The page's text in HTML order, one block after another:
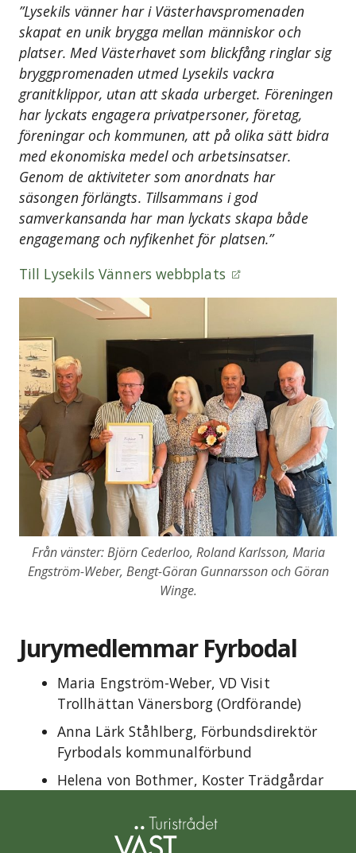
”Lysekils vänner har i Västerhavspromenaden
skapat en unik brygga mellan människor och
platser. Med Västerhavet som blickfång ringlar sig
bryggpromenaden utmed Lysekils vackra
granitklippor, utan att skada urberget. Föreningen
har lyckats engagera privatpersoner, företag,
föreningar och kommunen, att på olika sätt bidra
med ekonomiska medel och arbetsinsatser.
Genom de aktiviteter som anordnats har
säsongen förlängts. Tillsammans i god
samverkansanda har man lyckats skapa både
engagemang och nyfikenhet för platsen.”
Till Lysekils Vänners webbplats
Från vänster: Björn Cederloo, Roland Karlsson, Maria
Engström-Weber, Bengt-Göran Gunnarsson och Göran
Winge.
Jurymedlemmar Fyrbodal
Maria Engström-Weber, VD Visit
Trollhättan Vänersborg (Ordförande)
Anna Lärk Ståhlberg, Förbundsdirektör
Fyrbodals kommunalförbund
Helena von Bothmer, Koster Trädgårdar